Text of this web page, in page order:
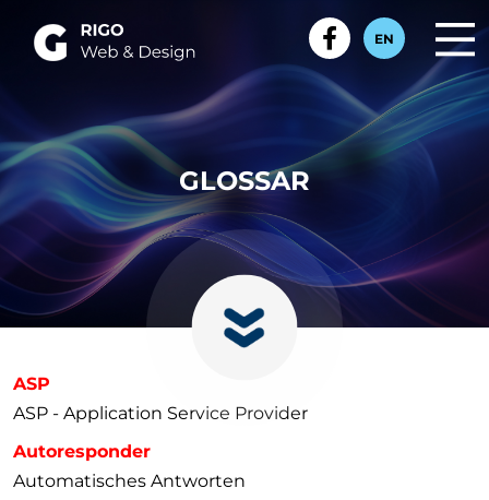
EN
GLOSSAR
ASP
ASP - Application Service Provider
Autoresponder
Automatisches Antworten